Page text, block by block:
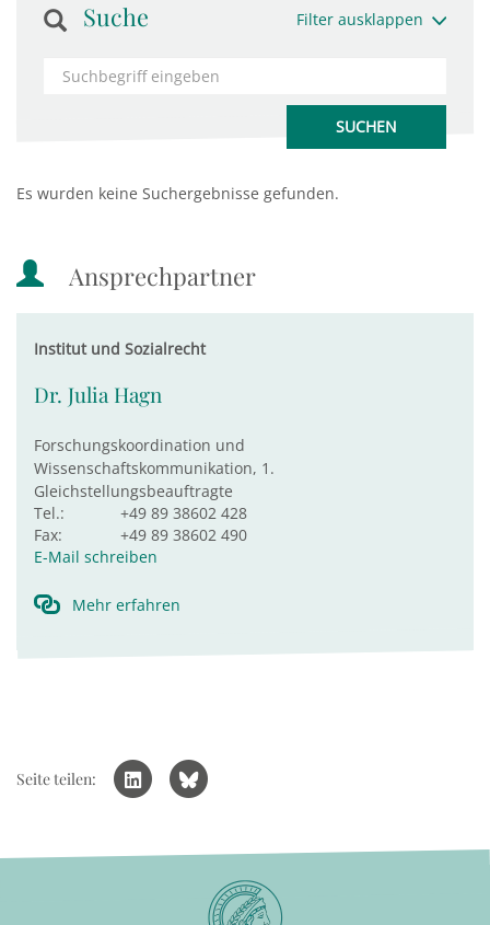
Suche Filter ausklappen
Es wurden keine Suchergebnisse gefunden.
Ansprechpartner
Institut und Sozialrecht
Dr. Julia Hagn
Forschungskoordination und
Wissenschaftskommunikation, 1.
Gleichstellungsbeauftragte
Tel.:
+49 89 38602 428
Fax:
+49 89 38602 490
E-Mail schreiben
Mehr erfahren
Seite teilen: